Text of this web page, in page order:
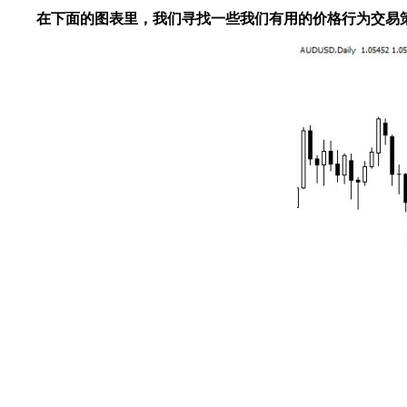
在下面的图表里，我们寻找一些我们有用的价格行为交易